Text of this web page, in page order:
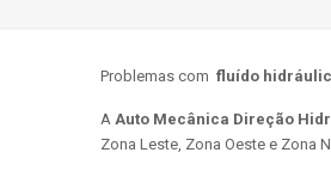
Problemas com fluído
A Auto Mecânica Direção
Zona Leste, Zona Oeste e Zona